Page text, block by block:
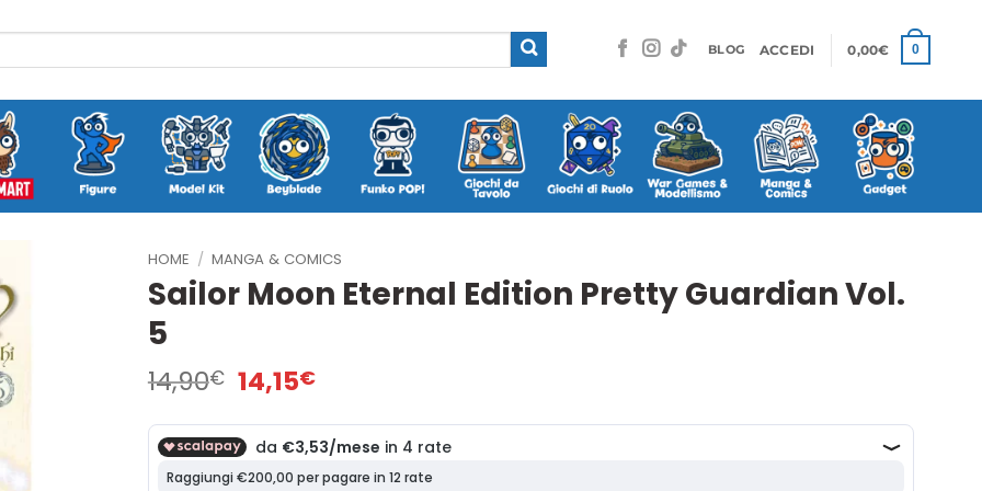
BLOG ACCEDI 0,00€ 0
HOME / MANGA & COMICS
Sailor Moon Eternal Edition Pretty Guardian Vol.
5
14,90€ Il
prezzo
originale
era:
14,90€.
14,15€Il
attuale
è:
14,15€.